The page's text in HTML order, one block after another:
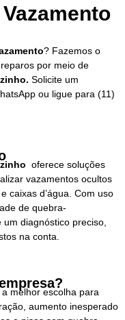
? Fazemos o
por meio de
Solicite um
ou ligue para (11)
oferece soluções
vazamentos ocultos
caixas d’água. Com uso
de quebra-
diagnóstico preciso,
na conta.
melhor escolha para
aumento inesperado